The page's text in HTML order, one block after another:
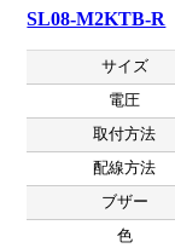
SL08-M2KTB-R
サイズ
電圧
取付方法
配線方法
ブザー
色